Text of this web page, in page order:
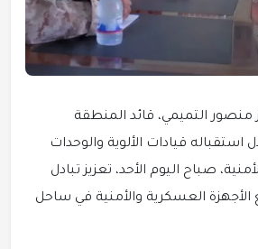
منصور التميمي، قائد المنطقة
استقباله قيادات الألوية والوحدات
صباح اليوم الأحد، تعزيز تبادل
العسكرية والأمنية في ساحل